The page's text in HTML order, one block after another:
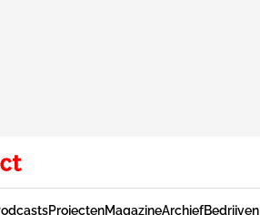
ProjectenMagazineArchiefBedrijven